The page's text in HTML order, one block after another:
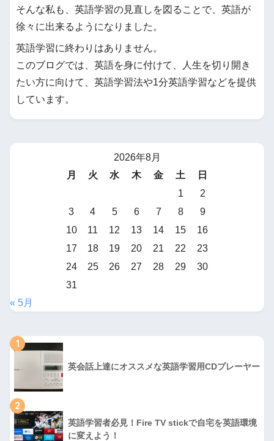
そんな私も、英語学習の見直しを図ることで、英語が
徐々に出来るようになりました。
英語学習に終わりはありません。
このブログでは、英語を身に付けて、人生を切り開き
たい方に向けて、英語学習法や1分英語学習などを提供
しています。
2026年8月
月
火 水 木 金 土
日
1
2
3
4 5 6 7 8
9
10
11 12 13 14 15
16
17
18 19 20 21 22
23
24
25 26 27 28 29
30
31
« 5月
1
英会話上達にオススメな英語学習用CDプレーヤー
2
英語学習者必見！Fire TV stickで自宅を英語環境
に変えよう！